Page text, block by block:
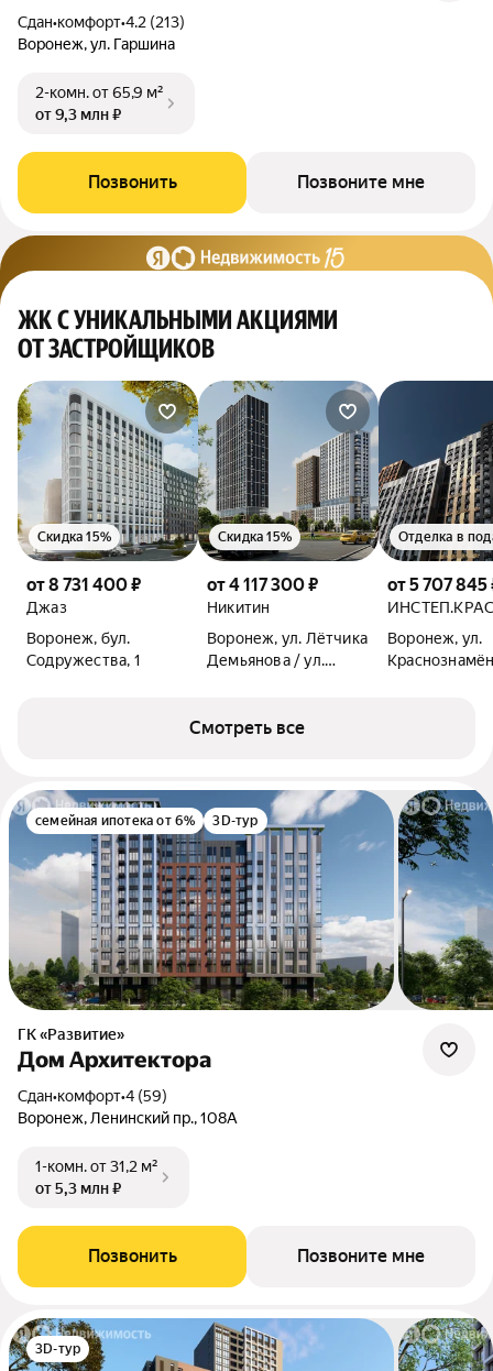
Сдан•комфорт•4.2 (213)
Воронеж, ул. Гаршина
2-комн.от 65,9 м²
от 9,3 млн ₽
Позвонить Позвоните мне
ЖК С УНИКАЛЬНЫМИ АКЦИЯМИ
ОТ ЗАСТРОЙЩИКОВ
от 8 731 400 ₽
Джаз
Воронеж, бул.
Содружества, 1
Скидка 15%
от 4 117 300 ₽
Никитин
Воронеж, ул. Лётчика
Демьянова / ул.
Скидка 15%
от 5 707 845
Воронеж, ул.
Отделка в
Смотреть все
семейная ипотека от 6% 3D-тур
ГК «Развитие»
Дом Архитектора
Сдан•комфорт•4 (59)
Воронеж, Ленинский пр., 108А
1-комн.от 31,2 м²
от 5,3 млн ₽
Позвонить Позвоните мне
3D-тур